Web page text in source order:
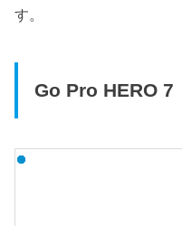
す。
Go Pro HERO 7